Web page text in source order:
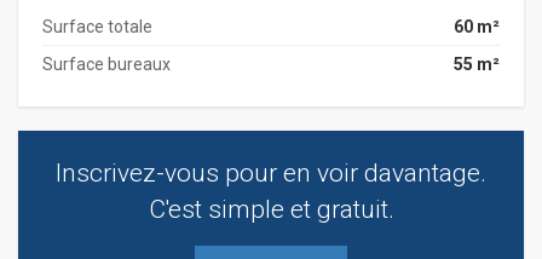
Surface totale
60 m²
Surface bureaux
55 m²
Inscrivez-vous pour en voir davantage.
C'est simple et gratuit.